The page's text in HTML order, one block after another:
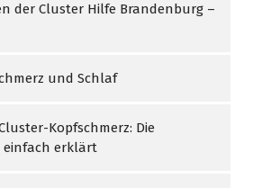
der Cluster Hilfe Brandenburg –
und Schlaf
Kopfschmerz: Die
einfach erklärt